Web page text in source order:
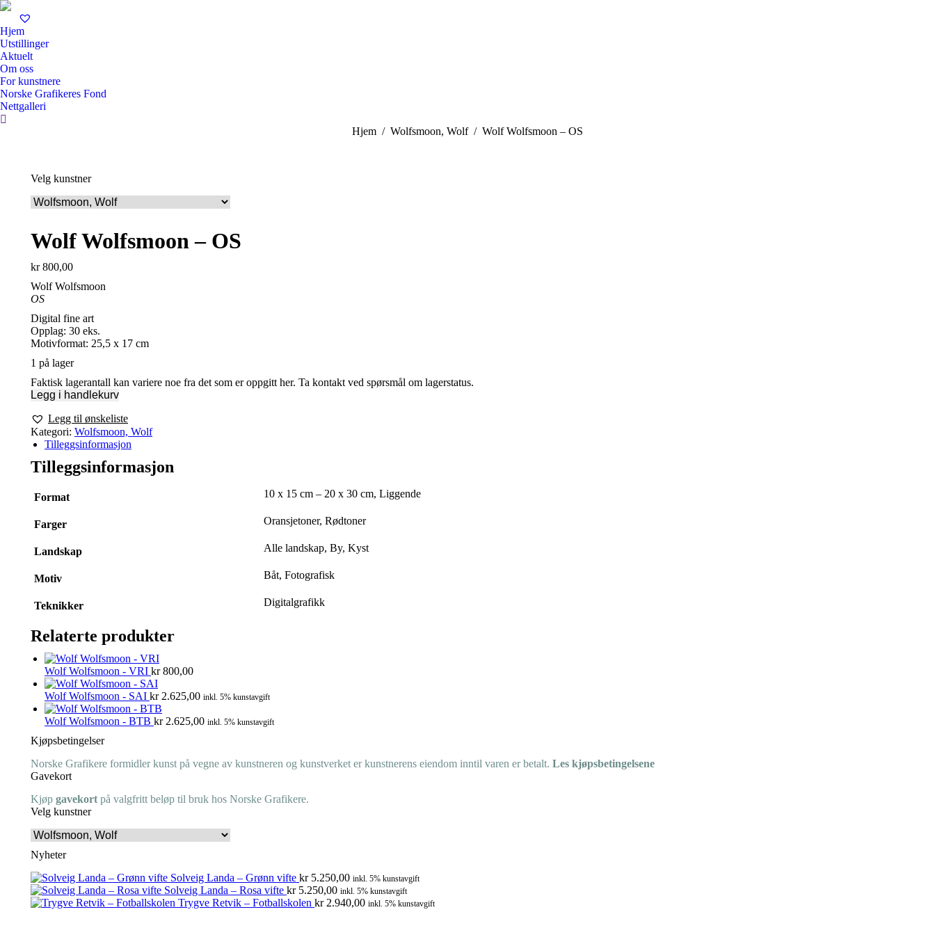
Hjem
Utstillinger
Aktuelt
Om oss
For kunstnere
Norske Grafikeres Fond
Nettgalleri
Search:
You are here:
Hjem Wolfsmoon, Wolf Wolf Wolfsmoon – OS
Velg kunstner
Wolf Wolfsmoon – OS
kr800,00
Wolf Wolfsmoon
OS
Digital fine art
Opplag: 30 eks.
Motivformat: 25,5 x 17 cm
1 på lager
Faktisk lagerantall kan variere noe fra det som er oppgitt her. Ta kontakt ved spørsmål om lagerstatus.
Legg i handlekurv
Legg til ønskeliste
Kategori: Wolfsmoon, Wolf
Tilleggsinformasjon
Tilleggsinformasjon
Format 10 x 15 cm – 20 x 30 cm, Liggende
Farger Oransjetoner, Rødtoner
Landskap Alle landskap, By, Kyst
Motiv Båt, Fotografisk
Teknikker Digitalgrafikk
Relaterte produkter
Wolf Wolfsmoon - VRI kr800,00
Wolf Wolfsmoon - SAI kr2.625,00 inkl. 5% kunstavgift
Wolf Wolfsmoon - BTB kr2.625,00 inkl. 5% kunstavgift
Kjøpsbetingelser
Norske Grafikere formidler kunst på vegne av kunstneren og kunstverket er kunstnerens eiendom inntil varen er betalt. Les kjøpsbetingelsene
Gavekort
Kjøp gavekort på valgfritt beløp til bruk hos Norske Grafikere.
Velg kunstner
Nyheter
Solveig Landa – Grønn vifte kr5.250,00 inkl. 5% kunstavgift
Solveig Landa – Rosa vifte kr5.250,00 inkl. 5% kunstavgift
Trygve Retvik – Fotballskolen kr2.940,00 inkl. 5% kunstavgift